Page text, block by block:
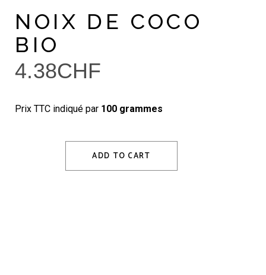
NOIX DE COCO
BIO
4.38CHF
Prix TTC indiqué par 100 grammes
ADD TO CART